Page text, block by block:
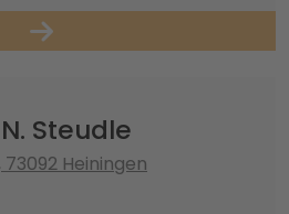
Steudle
Heiningen